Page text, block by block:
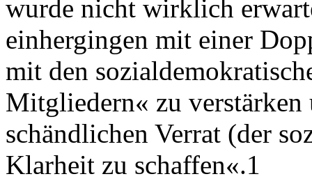
wurde nicht wirklich
einhergingen mit einer
mit den
Mitgliedern« zu
schändlichen Verrat (der
Klarheit zu schaffen«.1